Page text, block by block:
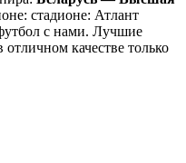
стадионе: Атлант
с нами. Лучшие
качестве только